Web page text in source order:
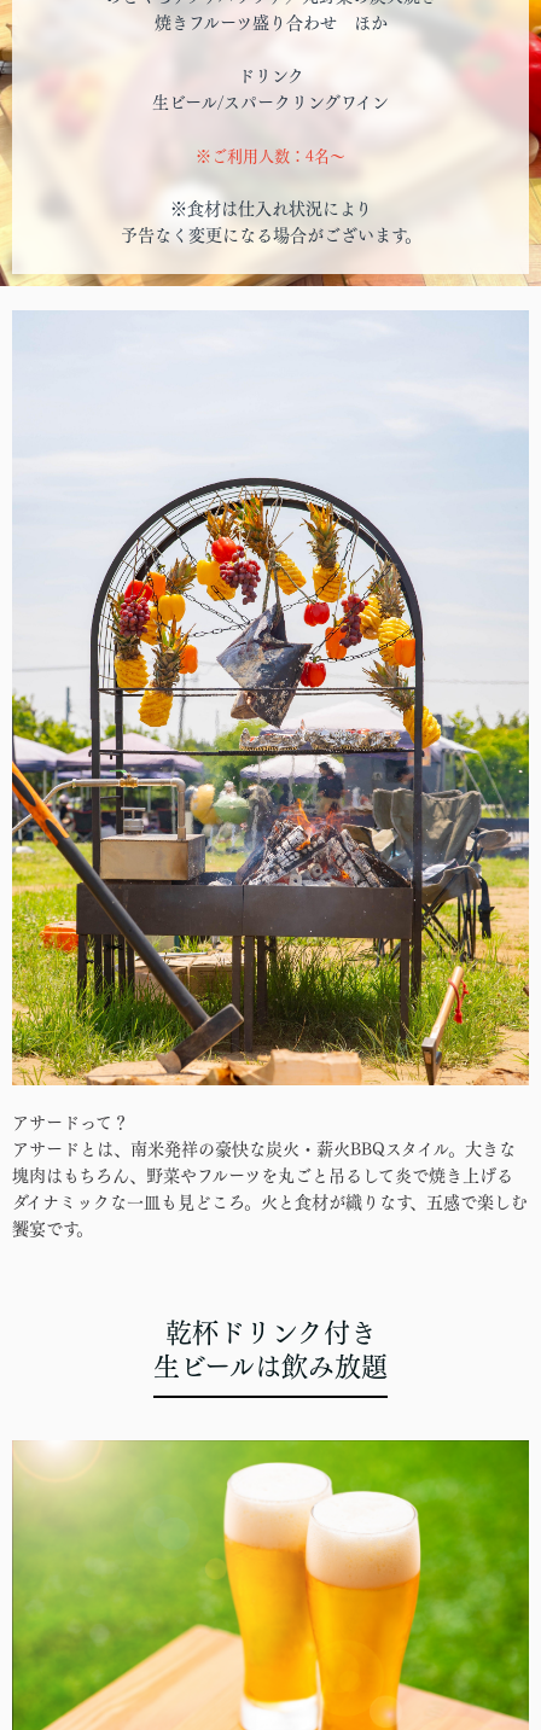
焼きフルーツ盛り合わせ ほか
ドリンク
生ビール/スパークリングワイン
※ご利用人数：4名～
※食材は仕入れ状況により
予告なく変更になる場合がございます。
アサードって？
アサードとは、南米発祥の豪快な炭火・薪火BBQスタイル。大きな
塊肉はもちろん、野菜やフルーツを丸ごと吊るして炎で焼き上げる
ダイナミックな一皿も見どころ。火と食材が織りなす、五感で楽しむ
饗宴です。
乾杯ドリンク付き
生ビールは飲み放題